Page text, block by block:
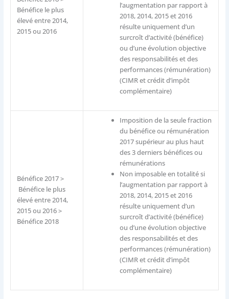
Bénéfice le plus
élevé entre 2014,
2015 ou 2016
l’augmentation par rapport à
2018, 2014, 2015 et 2016
résulte uniquement d’un
surcroît d’activité (bénéfice)
ou d’une évolution objective
des responsabilités et des
performances (rémunération)
(CIMR et crédit d’impôt
complémentaire)
Bénéfice 2017 >
Bénéfice le plus
élevé entre 2014,
2015 ou 2016 >
Bénéfice 2018
Imposition de la seule fraction
du bénéfice ou rémunération
2017 supérieur au plus haut
des 3 derniers bénéfices ou
rémunérations
Non imposable en totalité si
l’augmentation par rapport à
2018, 2014, 2015 et 2016
résulte uniquement d’un
surcroît d’activité (bénéfice)
ou d’une évolution objective
des responsabilités et des
performances (rémunération)
(CIMR et crédit d’impôt
complémentaire)